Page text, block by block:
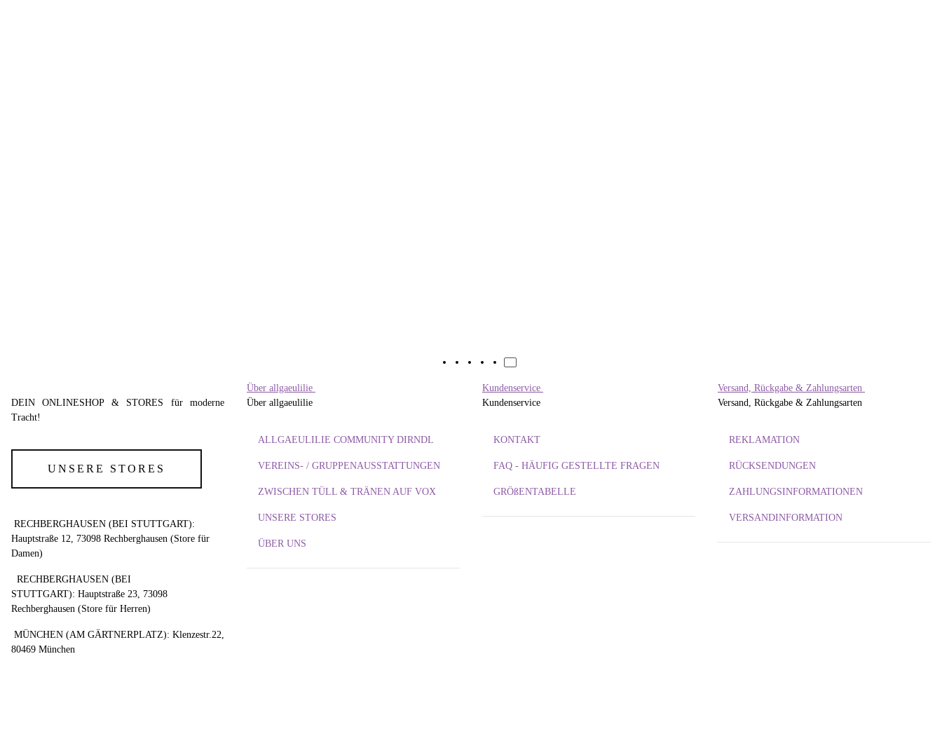
DEIN ONLINESHOP & STORES für moderne
Tracht!
UNSERE STORES
RECHBERGHAUSEN (BEI STUTTGART):
Hauptstraße 12, 73098 Rechberghausen (Store für
Damen)
RECHBERGHAUSEN (BEI
STUTTGART): Hauptstraße 23, 73098
Rechberghausen (Store für Herren)
MÜNCHEN (AM GÄRTNERPLATZ): Klenzestr.22,
80469 München
Über allgaeulilie
Über allgaeulilie
ALLGAEULILIE COMMUNITY DIRNDL
VEREINS- / GRUPPENAUSSTATTUNGEN
ZWISCHEN TÜLL & TRÄNEN AUF VOX
UNSERE STORES
ÜBER UNS
Kundenservice
Kundenservice
KONTAKT
FAQ - HÄUFIG GESTELLTE FRAGEN
GRÖßENTABELLE
Versand, Rückgabe & Zahlungsarten
Versand, Rückgabe & Zahlungsarten
REKLAMATION
RÜCKSENDUNGEN
ZAHLUNGSINFORMATIONEN
VERSANDINFORMATION